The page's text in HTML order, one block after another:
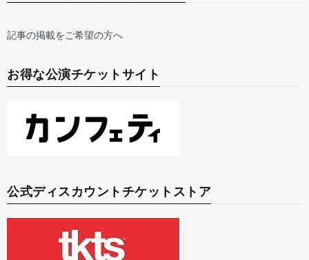
記事の掲載をご希望の方へ
お得な公演チケットサイト
公式ディスカウントチケットストア